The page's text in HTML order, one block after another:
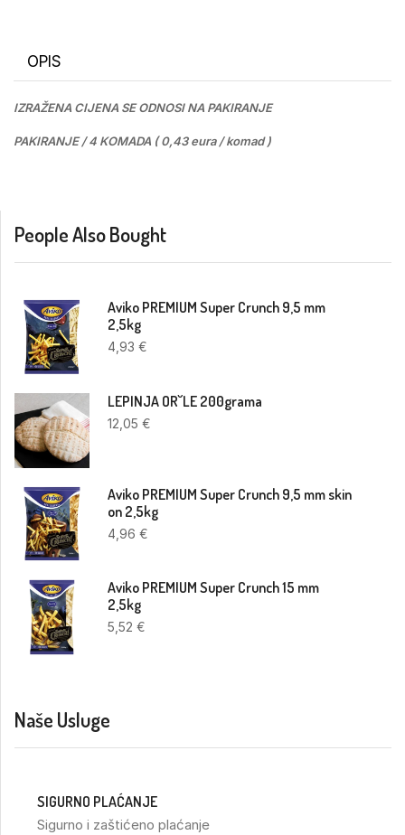
OPIS
IZRAŽENA CIJENA SE ODNOSI NA PAKIRANJE
PAKIRANJE / 4 KOMADA ( 0,43 eura / komad )
People Also Bought
Aviko PREMIUM Super Crunch 9,5 mm
2,5kg
4,93€
LEPINJA OR˘LE 200grama
12,05€
Aviko PREMIUM Super Crunch 9,5 mm skin
on 2,5kg
4,96€
Aviko PREMIUM Super Crunch 15 mm
2,5kg
5,52€
Naše Usluge
SIGURNO PLAĆANJE
Sigurno i zaštićeno plaćanje